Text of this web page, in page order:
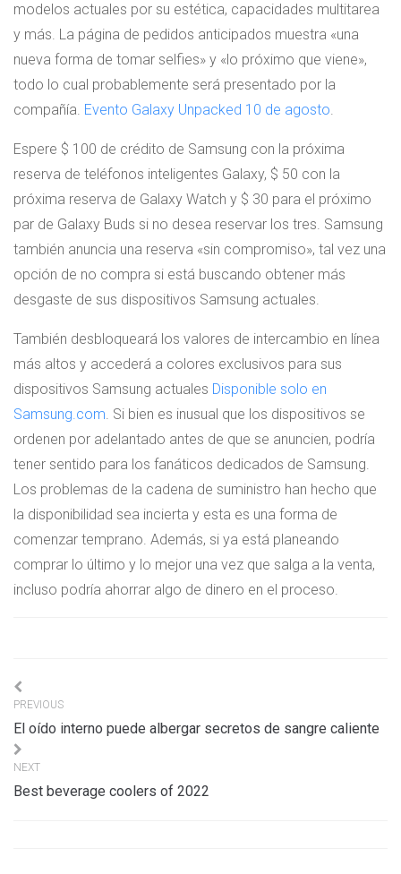
modelos actuales por su estética, capacidades multitarea
y más. La página de pedidos anticipados muestra «una
nueva forma de tomar selfies» y «lo próximo que viene»,
todo lo cual probablemente será presentado por la
compañía. Evento Galaxy Unpacked 10 de agosto.
Espere $ 100 de crédito de Samsung con la próxima
reserva de teléfonos inteligentes Galaxy, $ 50 con la
próxima reserva de Galaxy Watch y $ 30 para el próximo
par de Galaxy Buds si no desea reservar los tres. Samsung
también anuncia una reserva «sin compromiso», tal vez una
opción de no compra si está buscando obtener más
desgaste de sus dispositivos Samsung actuales.
También desbloqueará los valores de intercambio en línea
más altos y accederá a colores exclusivos para sus
dispositivos Samsung actuales Disponible solo en
Samsung.com. Si bien es inusual que los dispositivos se
ordenen por adelantado antes de que se anuncien, podría
tener sentido para los fanáticos dedicados de Samsung.
Los problemas de la cadena de suministro han hecho que
la disponibilidad sea incierta y esta es una forma de
comenzar temprano. Además, si ya está planeando
comprar lo último y lo mejor una vez que salga a la venta,
incluso podría ahorrar algo de dinero en el proceso.
Navigation
de
l’article
PREVIOUS
El oído interno puede albergar secretos de sangre caliente
NEXT
Best beverage coolers of 2022